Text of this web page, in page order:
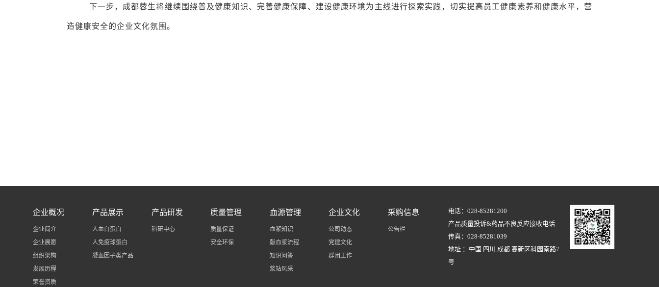
下一步，成都蓉生将继续围绕普及健康知识、完善健康保障、建设健康环境为主线进行探索实践，切实提高员工健康素养和健康水平，营
造健康安全的企业文化氛围。
企业概况
企业简介
企业展愿
组织架构
发展历程
荣誉资质
产品展示
人血白蛋白
人免疫球蛋白
凝血因子类产品
产品研发
科研中心
质量管理
质量保证
安全环保
血源管理
血浆知识
献血浆流程
知识问答
浆站风采
企业文化
公司动态
党建文化
群团工作
采购信息
公告栏
电话：028-85281200
产品质量投诉&药品不良反应接收电话
传真：028-85281039
地址 ：中国.四川.成都.高新区科园南路7
号